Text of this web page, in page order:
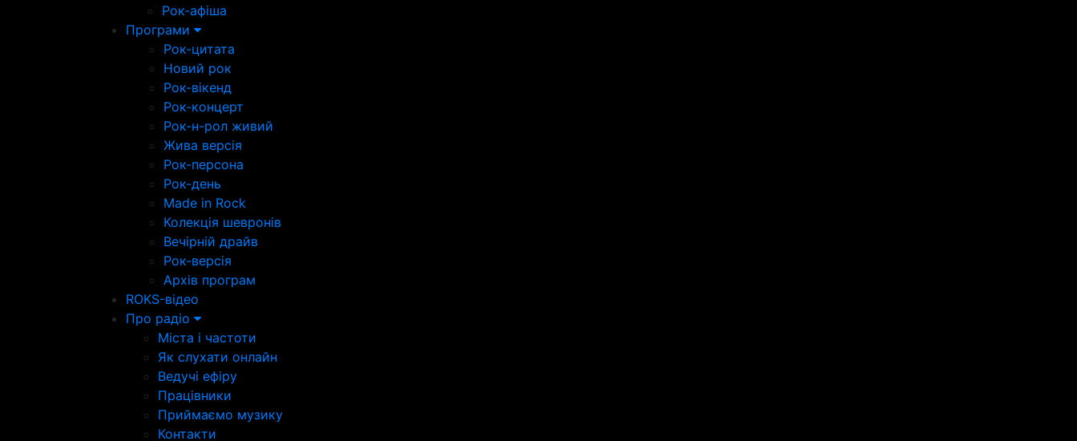
Рок-афіша
Програми
Рок-цитата
Новий рок
Рок-вікенд
Рок-концерт
Рок-н-рол живий
Жива версія
Рок-персона
Рок-день
Made in Rock
Колекція шевронів
Вечірній драйв
Рок-версія
Архів програм
ROKS-відео
Про радіо
Міста і частоти
Як слухати онлайн
Ведучі ефіру
Працівники
Приймаємо музику
Контакти